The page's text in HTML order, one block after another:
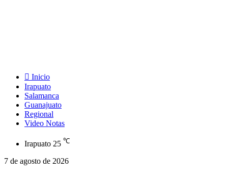
Inicio
Irapuato
Salamanca
Guanajuato
Regional
Video Notas
Irapuato 25 ℃
7 de agosto de 2026